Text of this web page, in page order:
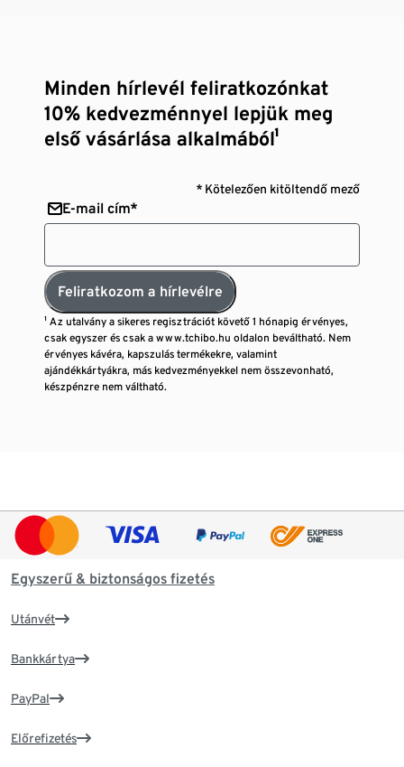
Minden hírlevél feliratkozónkat
10% kedvezménnyel lepjük meg
első vásárlása alkalmából¹
* Kötelezően kitöltendő mező
E-mail cím*
Feliratkozom a hírlevélre
¹ Az utalvány a sikeres regisztrációt követő 1 hónapig érvényes,
csak egyszer és csak a www.tchibo.hu oldalon beváltható. Nem
érvényes kávéra, kapszulás termékekre, valamint
ajándékkártyákra, más kedvezményekkel nem összevonható,
készpénzre nem váltható.
Egyszerű & biztonságos fizetés
Utánvét
Bankkártya
PayPal
Előrefizetés